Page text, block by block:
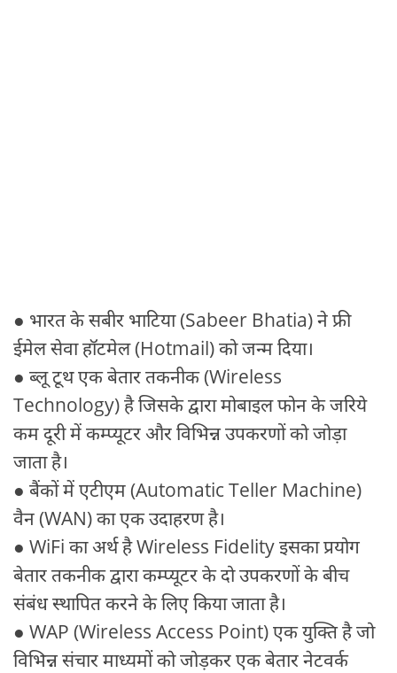
● भारत के सबीर भाटिया (Sabeer Bhatia) ने फ्री
ईमेल सेवा हॉटमेल (Hotmail) को जन्म दिया।
● ब्लू टूथ एक बेतार तकनीक (Wireless
Technology) है जिसके द्वारा मोबाइल फोन के जरिये
कम दूरी में कम्प्यूटर और विभिन्न उपकरणों को जोड़ा
जाता है।
● बैंकों में एटीएम (Automatic Teller Machine)
वैन (WAN) का एक उदाहरण है।
● WiFi का अर्थ है Wireless Fidelity इसका प्रयोग
बेतार तकनीक द्वारा कम्प्यूटर के दो उपकरणों के बीच
संबंध स्थापित करने के लिए किया जाता है।
● WAP (Wireless Access Point) एक युक्ति है जो
विभिन्न संचार माध्यमों को जोड़कर एक बेतार नेटवर्क